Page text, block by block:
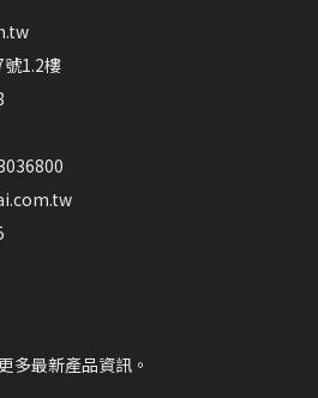
1.2樓
多最新產品資訊。